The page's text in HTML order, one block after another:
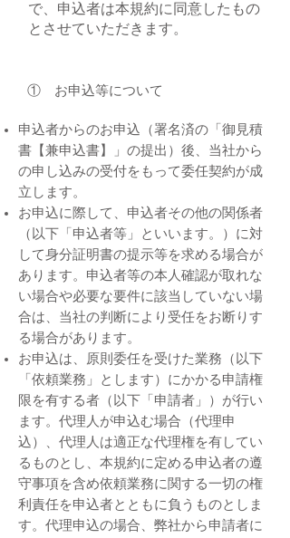
で、申込者は本規約に同意したもの
とさせていただきます。
① お申込等について
申込者からのお申込（署名済の「御見積
書【兼申込書】」の提出）後、当社から
の申し込みの受付をもって委任契約が成
立します。
お申込に際して、申込者その他の関係者
（以下「申込者等」といいます。）に対
して身分証明書の提示等を求める場合が
あります。申込者等の本人確認が取れな
い場合や必要な要件に該当していない場
合は、当社の判断により受任をお断りす
る場合があります。
お申込は、原則委任を受けた業務（以下
「依頼業務」とします）にかかる申請権
限を有する者（以下「申請者」）が行い
ます。代理人が申込む場合（代理申
込）、代理人は適正な代理権を有してい
るものとし、本規約に定める申込者の遵
守事項を含め依頼業務に関する一切の権
利責任を申込者とともに負うものとしま
す。代理申込の場合、弊社から申請者に